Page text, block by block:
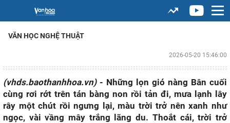
VĂN HỌC NGHỆ THUẬT
2026-05-20 15:46:00
(vhds.baothanhhoa.vn)- Những lọn gió nàng Bân cuối
cùng rơi rớt trên tán bàng non rồi tản đi, mưa lạnh lây
rây một chút rồi ngưng lại, màu trời trở nên xanh như
ngọc, vài vầng mây trắng lãng du. Thoắt cái, trời trở